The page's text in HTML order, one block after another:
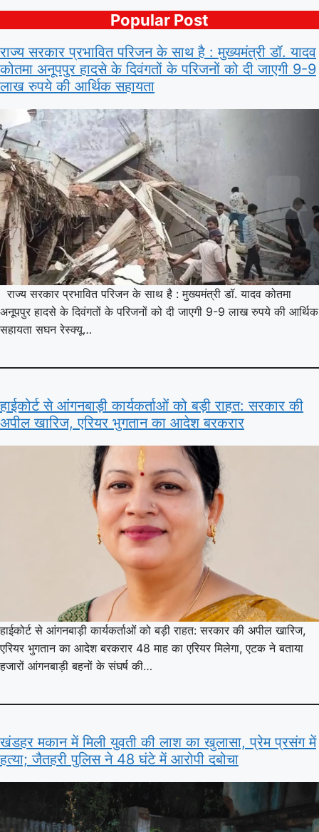
Popular Post
राज्य सरकार प्रभावित परिजन के साथ है : मुख्यमंत्री डॉ. यादव
कोतमा अनूपपुर हादसे के दिवंगतों के परिजनों को दी जाएगी 9-9
लाख रुपये की आर्थिक सहायता
राज्य सरकार प्रभावित परिजन के साथ है : मुख्यमंत्री डॉ. यादव कोतमा
अनूपपुर हादसे के दिवंगतों के परिजनों को दी जाएगी 9-9 लाख रुपये की आर्थिक
सहायता सघन रेस्क्यू…
हाईकोर्ट से आंगनबाड़ी कार्यकर्ताओं को बड़ी राहत: सरकार की
अपील खारिज, एरियर भुगतान का आदेश बरकरार
हाईकोर्ट से आंगनबाड़ी कार्यकर्ताओं को बड़ी राहत: सरकार की अपील खारिज,
एरियर भुगतान का आदेश बरकरार 48 माह का एरियर मिलेगा, एटक ने बताया
हजारों आंगनबाड़ी बहनों के संघर्ष की…
खंडहर मकान में मिली युवती की लाश का खुलासा, प्रेम प्रसंग में
हत्या; जैतहरी पुलिस ने 48 घंटे में आरोपी दबोचा